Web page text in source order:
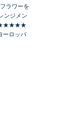
ラワーを
ンジメン
ロッパ